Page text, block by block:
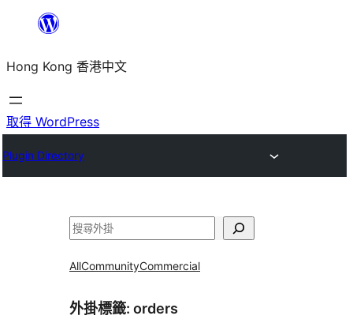
主
要
內
Hong Kong 香港中文
取得 WordPress
Plugin Directory
搜
AllCommunityCommercial
外掛標籤: orders